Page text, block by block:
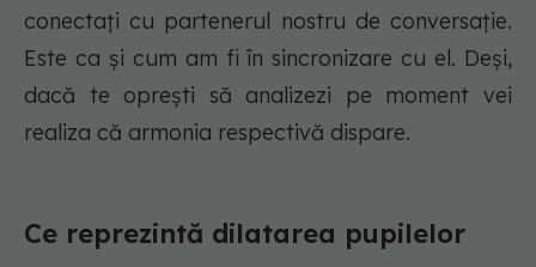
conectați cu partenerul nostru de conversație.
Este ca și cum am fi în sincronizare cu el. Deși,
dacă te oprești să analizezi pe moment vei
realiza că armonia respectivă dispare.
Ce reprezintă dilatarea pupilelor